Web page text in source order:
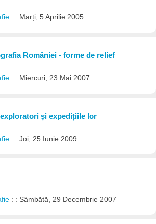
: : Marți, 5 Aprilie 2005
României - forme de relief
: : Miercuri, 23 Mai 2007
și expedițiile lor
: : Joi, 25 Iunie 2009
: : Sâmbătă, 29 Decembrie 2007